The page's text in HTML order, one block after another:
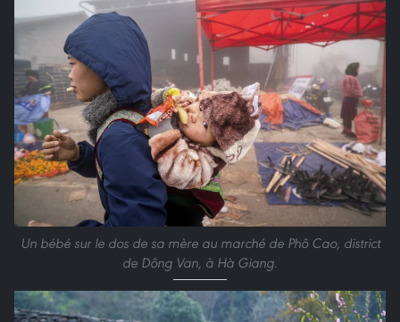
Un bébé sur le dos de sa mère au marché de Phô Cao, district
de Dông Van, à Hà Giang.